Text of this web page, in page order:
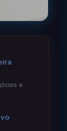
e